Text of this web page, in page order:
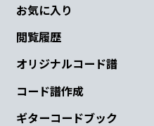
お気に入り
閲覧履歴
オリジナルコード譜
コード譜作成
ギターコードブック